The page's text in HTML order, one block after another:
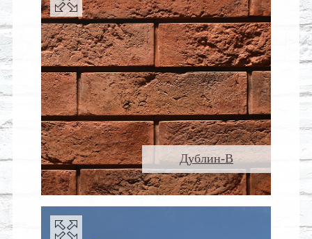
Дублин-В